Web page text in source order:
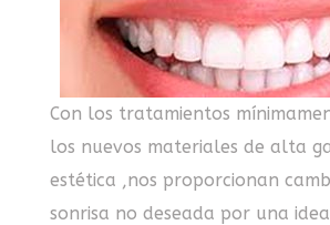
Con los tratamientos
los nuevos materiales de alta
estética ,nos proporcionan
sonrisa no deseada por una